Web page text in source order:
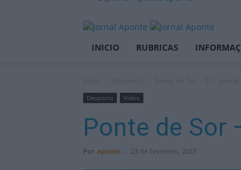
INICIO RUBRICAS
Desporto Vídeo
Ponte de Sor
Por aponte - 23 de Fevereiro, 2023